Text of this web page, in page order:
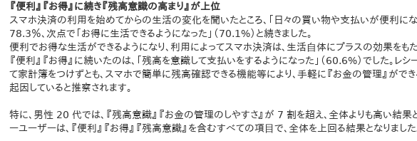
『便利』『お得』に続き『残高意識の高まり』が上位
スマホ決済の利用を始めてからの生活の変化を聞いたところ、「日々の買い物や支払いが便利にな
78.3％、次点で「お得に生活できるようになった」（70.1%）と続きました。
便利でお得な生活ができるようになり、利用によってスマホ決済は、生活⾃体にプラスの効果をもた
『便利』『お得』に続いたのは、「残高を意識して支払いをするようになった」（60.6%）でした。レ
て家計簿をつけずとも、スマホで簡単に残高確認できる機能等により、手軽に『お金の管理』ができ
起因していると推察されます。
特に、男性 20 代では、『残高意識』『お金の管理のしやすさ』が 7 割を超え、全体よりも高い結果と
ーユーザーは、『便利』『お得』『残高意識』を含むすべての項⽬で、全体を上回る結果となりました